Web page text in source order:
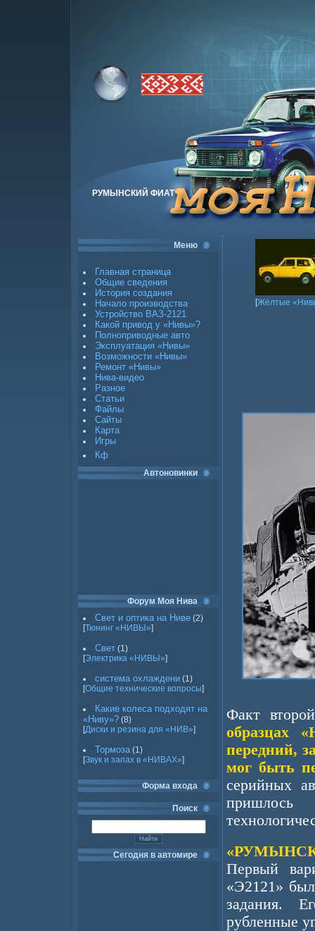
РУМЫНСКИЙ ФИАТ
Меню
Главная страница
Общие сведения
История создания
Начало производства
Устройство ВАЗ-2121
Какой привод у «Нивы»?
Полноприводные авто
Эксплуатация «Нивы»
Возможности «Нивы»
Ремонт «Нивы»
Нива-видео
Разное
Статьи
Файлы
Сайты
Карта
Игры
Кф
Автоновинки
Форум Моя Нива
Свет и оптика на Ниве (2)
[Тюнинг «НИВЫ»]
Свет (1)
[Электрика «НИВЫ»]
система охлаждени (1)
[Общие технические вопросы]
Какие колеса подходят на
«Ниву»? (8)
[Диски и резина для «НИВ»]
Тормоза (1)
[Звук и запах в «НИВАХ»]
Форма входа
Поиск
Сегодня в автомире
[Жёлтые
Факт
образцах
передний,
мог быть
серийных
Первый
«Э2121»
задания.
рубленные